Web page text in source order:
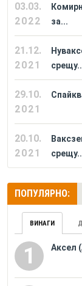
03.03.
2022
за...
21.12.
2021
29.10.
2021
20.10.
2021
ПОПУЛЯРНО:
ВИНАГИ
1 Аксел